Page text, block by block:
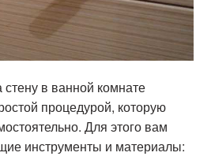
в ванной комнате
процедурой, которую
Для этого вам
инструменты и материалы: